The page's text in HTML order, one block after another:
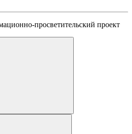
просветительский проект